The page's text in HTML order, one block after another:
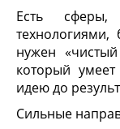
Есть сферы,
нужен
который
идею до
Сильные